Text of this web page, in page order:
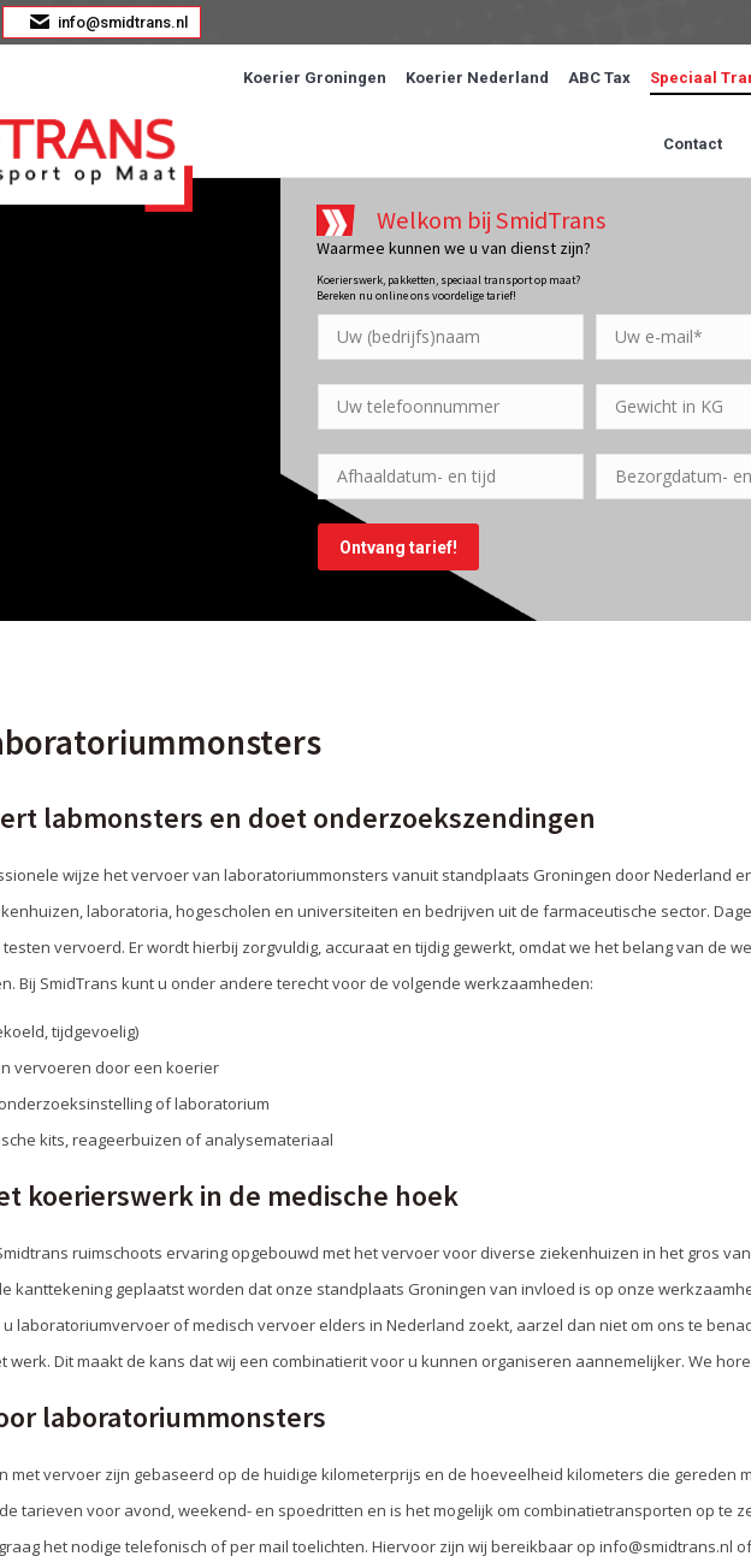
info@smidtrans.nl
Koerier Groningen Koerier Nederland ABC Tax Speciaal
Contact
Welkom bij SmidTrans
Waarmee kunnen we u van dienst zijn?
Koerierswerk, pakketten, speciaal transport op maat?
Bereken nu online ons voordelige tarief!
labmonsters en doet onderzoekszendingen
wijze het vervoer van laboratoriummonsters vanuit standplaats Groningen door Nederland
laboratoria, hogescholen en universiteiten en bedrijven uit de farmaceutische sector.
vervoerd. Er wordt hierbij zorgvuldig, accuraat en tijdig gewerkt, omdat we het belang van de
Bij SmidTrans kunt u onder andere terecht voor de volgende werkzaamheden:
tijdgevoelig)
vervoeren door een koerier
of laboratorium
kits, reageerbuizen of analysemateriaal
koerierswerk in de medische hoek
ruimschoots ervaring opgebouwd met het vervoer voor diverse ziekenhuizen in het gros
kanttekening geplaatst worden dat onze standplaats Groningen van invloed is op onze
laboratoriumvervoer of medisch vervoer elders in Nederland zoekt, aarzel dan niet om ons te
werk. Dit maakt de kans dat wij een combinatierit voor u kunnen organiseren aannemelijker. We
laboratoriummonsters
met vervoer zijn gebaseerd op de huidige kilometerprijs en de hoeveelheid kilometers die gereden
tarieven voor avond, weekend- en spoedritten en is het mogelijk om combinatietransporten op te
het nodige telefonisch of per mail toelichten. Hiervoor zijn wij bereikbaar op info@smidtrans.nl